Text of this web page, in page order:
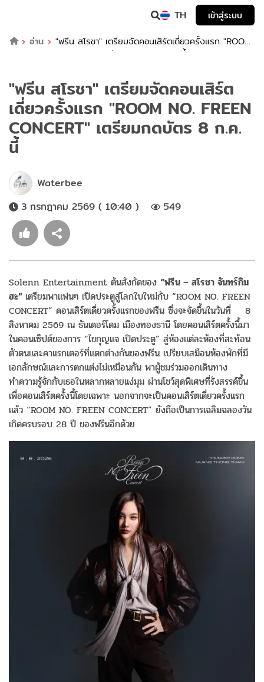
TH
เข้าสู่ระบบ
อ่าน
"ฟรีน สโรชา" เตรียมจัดคอนเสิร์ตเดี่ยวครั้งแรก "ROOM
NO. FREEN CONCERT" เตรียมกดบัตร 8 ก.ค. นี้
"ฟรีน สโรชา" เตรียมจัดคอนเสิร์ต
เดี่ยวครั้งแรก "ROOM NO. FREEN
CONCERT" เตรียมกดบัตร 8 ก.ค.
นี้
Waterbee
3 กรกฎาคม 2569 ( 10:40 )
549
Solenn Entertainment ต้นสังกัดของ “ฟรีน – สโรชา จันทร์กิม
ฮะ” เตรียมพาแฟนๆ เปิดประตูสู่โลกใบใหม่กับ “ROOM NO. FREEN
CONCERT” คอนเสิร์ตเดี่ยวครั้งแรกของฟรีน ซึ่งจะจัดขึ้นในวันที่ 8
สิงหาคม 2569 ณ ธันเดอร์โดม เมืองทองธานี โดยคอนเสิร์ตครั้งนี้มา
ในคอนเซ็ปต์ของการ “ไขกุญแจ เปิดประตู” สู่ห้องแต่ละห้องที่สะท้อน
ตัวตนและคาแรกเตอร์ที่แตกต่างกันของฟรีน เปรียบเสมือนห้องพักที่มี
เอกลักษณ์และการตกแต่งไม่เหมือนกัน พาผู้ชมร่วมออกเดินทาง
ทำความรู้จักกับเธอในหลากหลายแง่มุม ผ่านโชว์สุดพิเศษที่รังสรรค์ขึ้น
เพื่อคอนเสิร์ตครั้งนี้โดยเฉพาะ นอกจากจะเป็นคอนเสิร์ตเดี่ยวครั้งแรก
แล้ว “ROOM NO. FREEN CONCERT” ยังถือเป็นการเฉลิมฉลองวัน
เกิดครบรอบ 28 ปี ของฟรีนอีกด้วย